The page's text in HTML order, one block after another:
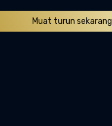
Muat turun sekarang